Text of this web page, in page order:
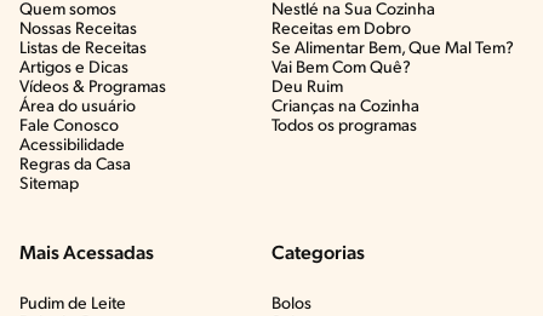
Quem somos
Nossas Receitas
Listas de Receitas​
Artigos e Dicas​
Vídeos & Programas​
Área do usuário
Fale Conosco
Acessibilidade
Regras da Casa
Sitemap
Nestlé na Sua Cozinha
Receitas em Dobro
Se Alimentar Bem, Que Mal Tem?​
Vai Bem Com Quê?​
Deu Ruim​
Crianças na Cozinha​
Todos os programas
Mais Acessadas
Pudim de Leite
Categorias
Bolos